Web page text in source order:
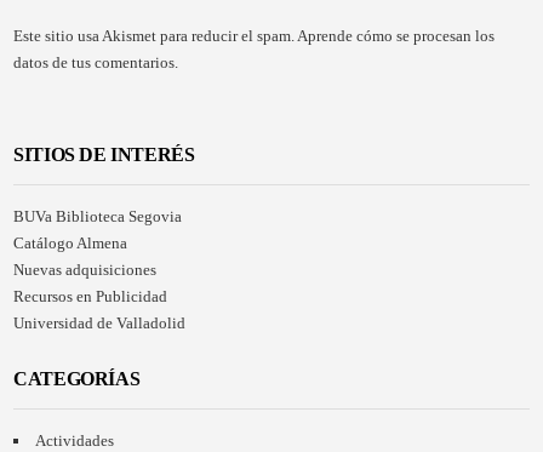
Este sitio usa Akismet para reducir el spam.Aprende cómo se procesan los
datos de tus comentarios.
SITIOS DE INTERÉS
BUVa Biblioteca Segovia
Catálogo Almena
Nuevas adquisiciones
Recursos en Publicidad
Universidad de Valladolid
CATEGORÍAS
Actividades